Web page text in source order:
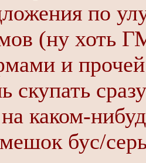
по
(ну хоть
и
скупать
каком-
бус/